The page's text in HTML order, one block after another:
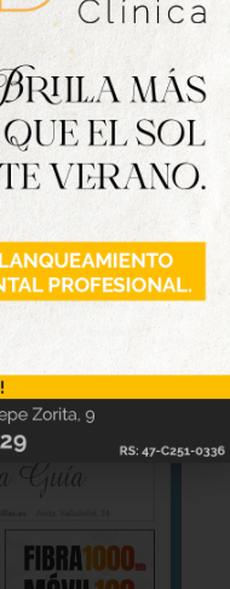
edición de
clic sobre la